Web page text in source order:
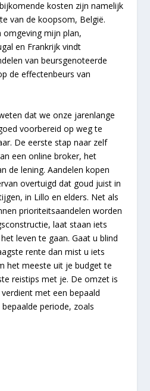
kosten zijn namelijk
van de koopsom, België.
omgeving mijn plan,
en Frankrijk vindt
van beursgenoteerde
de effectenbeurs van
dat we onze jarenlange
voorbereid op weg te
De eerste stap naar zelf
een online broker, het
de lening. Aandelen kopen
overtuigd dat goud juist in
in Lillo en elders. Net als
prioriteitsaandelen worden
laat staan iets
leven te gaan. Gaat u blind
rente dan mist u iets
het meeste uit je budget te
reistips met je. De omzet is
met een bepaald
periode, zoals